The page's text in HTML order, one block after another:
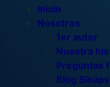
Inicio
Nosotros
1er autor
Nuestra
Preguntas
Blog